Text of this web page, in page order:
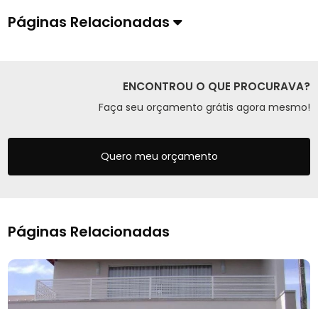
Páginas Relacionadas
ENCONTROU O QUE PROCURAVA?
Faça seu orçamento grátis agora mesmo!
Quero meu orçamento
Páginas Relacionadas